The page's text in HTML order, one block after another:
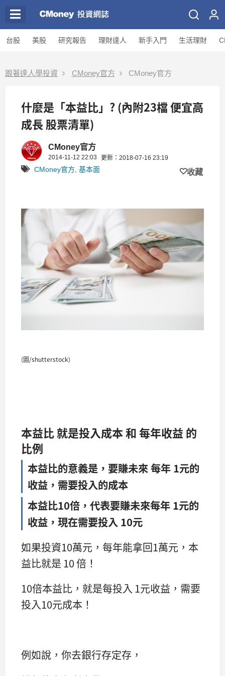
台股 美股 研究報告 理財達人 新手入門 生活理財
跟著達人學投資 CMoney官方 CMoney官方
什麼是「本益比」? (內附23檔 便宜高
成長 股票清單)
CMoney官方
2014-11-12 22:03 更新：2018-07-16 23:19
CMoney官方 基本面 收藏
(圖/shutterstock)
本益比 就是投入成本 和 每年收益 的
比例
本益比的意義是，要賺未來 每年 1元的
收益，需要投入的成本
本益比10倍，代表要賺未來每年 1元的
收益，現在需要投入 10元
如果投資10萬元，每年能拿回1萬元，本
益比就是 10 倍！
10倍本益比，就是每投入 1元收益，需要
投入10元成本！
例如說，你去銀行存定存，